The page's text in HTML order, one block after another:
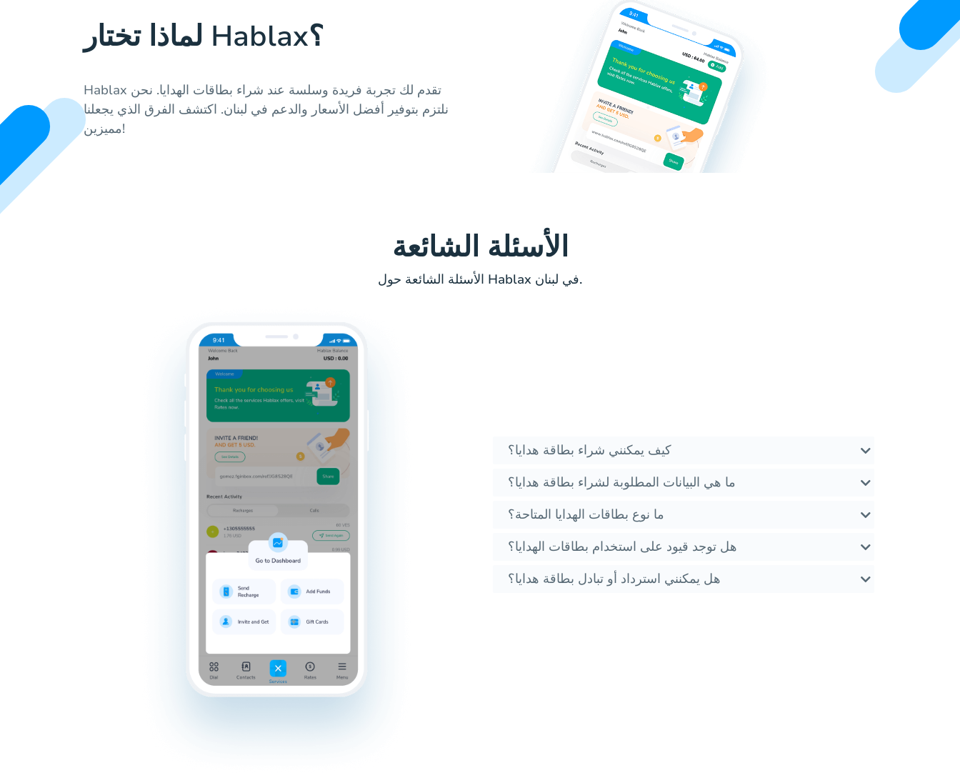
لماذا تختار Hablax؟
Hablax تقدم لك تجربة فريدة وسلسة عند شراء بطاقات الهدايا. نحن
نلتزم بتوفير أفضل الأسعار والدعم في لبنان. اكتشف الفرق الذي يجعلنا
مميزين!
الأسئلة الشائعة
الأسئلة الشائعة حول Hablax في لبنان.
كيف يمكنني شراء بطاقة هدايا؟
ما هي البيانات المطلوبة لشراء بطاقة هدايا؟
ما نوع بطاقات الهدايا المتاحة؟
هل توجد قيود على استخدام بطاقات الهدايا؟
هل يمكنني استرداد أو تبادل بطاقة هدايا؟